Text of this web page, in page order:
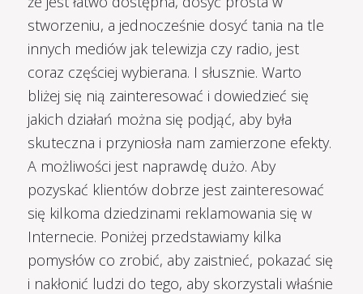
stworzeniu, a jednocześnie dosyć tania na tle
innych mediów jak telewizja czy radio, jest
coraz częściej wybierana. I słusznie. Warto
bliżej się nią zainteresować i dowiedzieć się
jakich działań można się podjąć, aby była
skuteczna i przyniosła nam zamierzone efekty.
A możliwości jest naprawdę dużo. Aby
pozyskać klientów dobrze jest zainteresować
się kilkoma dziedzinami reklamowania się w
Internecie. Poniżej przedstawiamy kilka
pomysłów co zrobić, aby zaistnieć, pokazać się
i nakłonić ludzi do tego, aby skorzystali właśnie